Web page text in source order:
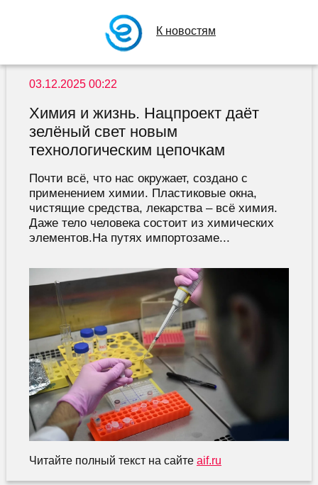
К новостям
03.12.2025 00:22
Химия и жизнь. Нацпроект даёт
зелёный свет новым
технологическим цепочкам
Почти всё, что нас окружает, создано с
применением химии. Пластиковые окна,
чистящие средства, лекарства – всё химия.
Даже тело человека состоит из химических
элементов.На путях импортозаме...
Читайте полный текст на сайте aif.ru